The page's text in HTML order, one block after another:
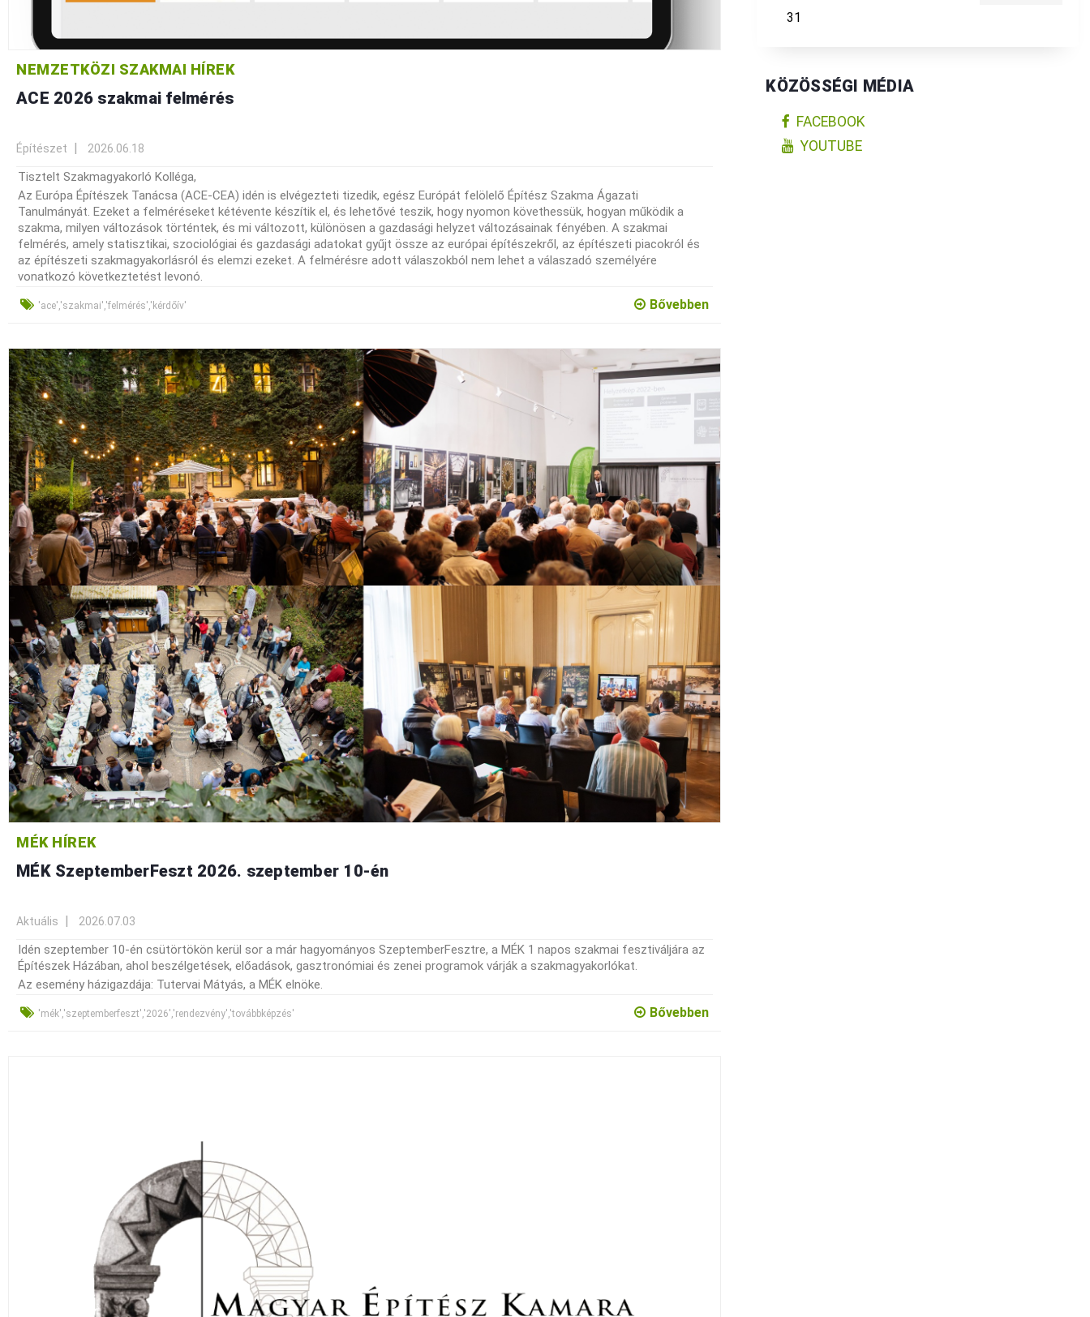
NEMZETKÖZI SZAKMAI HÍREK
ACE 2026 szakmai felmérés
Építészet 2026.06.18
Tisztelt Szakmagyakorló Kolléga,
Az Európa Építészek Tanácsa (ACE-CEA) idén is elvégezteti tizedik, egész Európát felölelő Építész Szakma Ágazati
Tanulmányát. Ezeket a felméréseket kétévente készítik el, és lehetővé teszik, hogy nyomon követhessük, hogyan működik a
szakma, milyen változások történtek, és mi változott, különösen a gazdasági helyzet változásainak fényében. A szakmai
felmérés, amely statisztikai, szociológiai és gazdasági adatokat gyűjt össze az európai építészekről, az építészeti piacokról és
az építészeti szakmagyakorlásról és elemzi ezeket. A felmérésre adott válaszokból nem lehet a válaszadó személyére
vonatkozó következtetést levonó.
'ace','szakmai','felmérés','kérdőív' Bővebben
MÉK HÍREK
MÉK SzeptemberFeszt 2026. szeptember 10-én
Aktuális 2026.07.03
Idén szeptember 10-én csütörtökön kerül sor a már hagyományos SzeptemberFesztre, a MÉK 1 napos szakmai fesztiváljára az
Építészek Házában, ahol beszélgetések, előadások, gasztronómiai és zenei programok várják a szakmagyakorlókat.
Az esemény házigazdája: Tutervai Mátyás, a MÉK elnöke.
'mék','szeptemberfeszt','2026','rendezvény','továbbképzés' Bővebben
31
KÖZÖSSÉGI MÉDIA
FACEBOOK
YOUTUBE